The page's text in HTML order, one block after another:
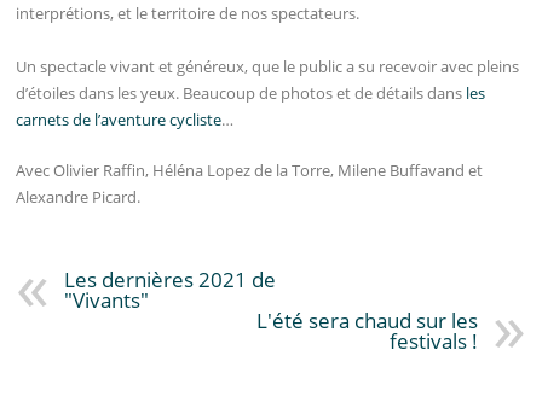
interprétions, et le territoire de nos spectateurs.
Un spectacle vivant et généreux, que le public a su recevoir avec pleins
d’étoiles dans les yeux. Beaucoup de photos et de détails dans les
carnets de l’aventure cycliste…
Avec Olivier Raffin, Héléna Lopez de la Torre, Milene Buffavand et
Alexandre Picard.
Les dernières 2021 de
"Vivants"
L'été sera chaud sur les
festivals !